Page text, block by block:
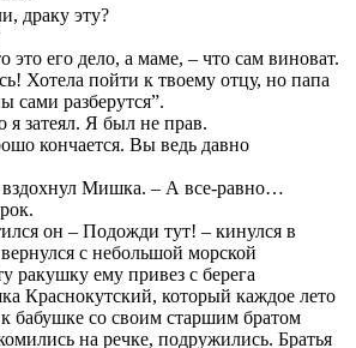
драку эту?
это его дело, а маме, – что сам виноват.
Хотела пойти к твоему отцу, но папа
сами разберутся”.
я затеял. Я был не прав.
кончается. Вы ведь давно
вздохнул Мишка. – А все-равно…
он – Подожди тут! – кинулся в
с небольшой морской
ракушку ему привез с берега
Краснокутский, который каждое лето
бабушке со своим старшим братом
на речке, подружились. Братья